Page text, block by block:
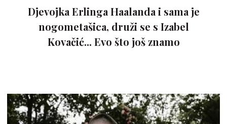
Djevojka Erlinga Haalanda i sama je
nogometašica, druži se s Izabel
Kovačić... Evo što još znamo